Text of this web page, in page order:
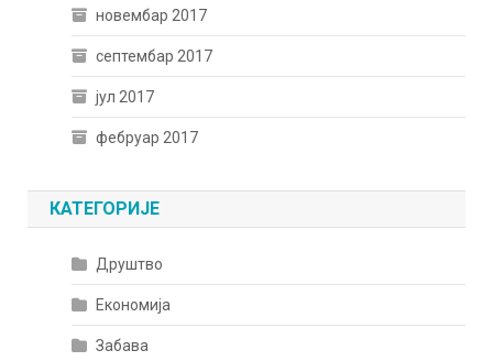
новембар 2017
септембар 2017
јул 2017
фебруар 2017
КАТЕГОРИЈЕ
Друштво
Економија
Забава